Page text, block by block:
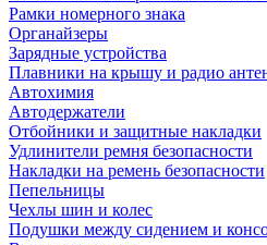
Рамки номерного знака
Органайзеры
Зарядные устройства
Плавники на крышу и радио
Автохимия
Автодержатели
Отбойники и защитные накладки
Удлинители ремня безопасности
Накладки на ремень безопасности
Пепельницы
Чехлы шин и колес
Подушки между сидением и